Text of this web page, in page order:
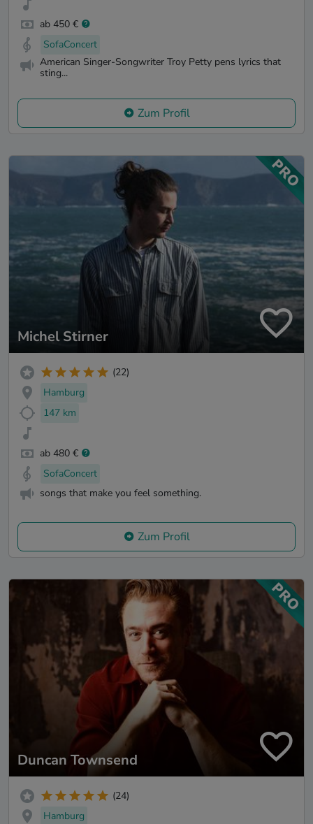
ab 450 €
SofaConcert
American Singer-Songwriter Troy Petty pens lyrics that
sting...
Zum Profil
Michel Stirner
(22)
Hamburg
147 km
ab 480 €
SofaConcert
songs that make you feel something.
Zum Profil
Duncan Townsend
(24)
Hamburg